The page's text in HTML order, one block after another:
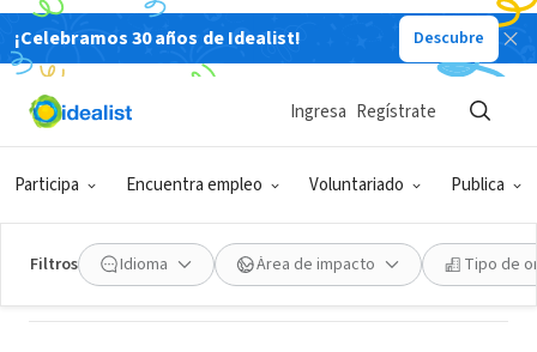
¡Celebramos 30 años de Idealist! Descubre
Participa Encuentra empleo Voluntariado Publica
Ingresa Regístrate
Filtros Idioma Área de impacto Tipo de
Dreaming Stone Arts and Ecology
Center
Rutherfordton, NC|dreamingstone.org/